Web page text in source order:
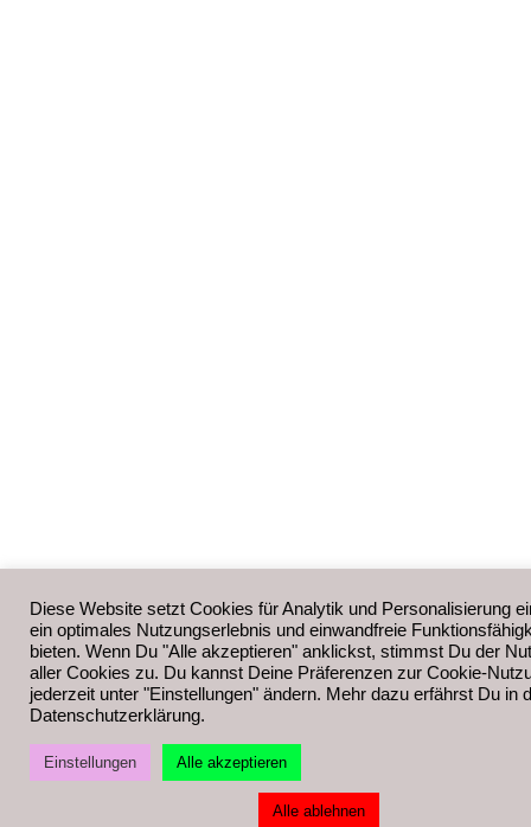
Diese Website setzt Cookies für Analytik und Personalisierung
ein optimales Nutzungserlebnis und einwandfreie
bieten. Wenn Du "Alle akzeptieren" anklickst, stimmst Du der
aller Cookies zu. Du kannst Deine Präferenzen zur Cookie-
jederzeit unter "Einstellungen" ändern. Mehr dazu erfährst Du in
Datenschutzerklärung.
Einstellungen Alle akzeptieren
Alle ablehnen